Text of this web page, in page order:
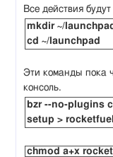
Все действия
mkdir ~/launchpad
cd ~/launchpad
Эти команды пока
консоль.
bzr --no-plugins
setup >
chmod a+x